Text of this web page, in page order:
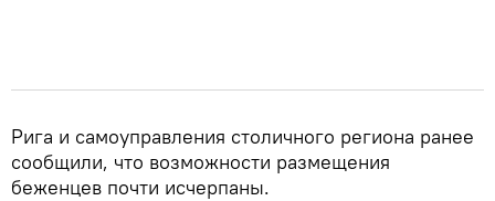
Рига и самоуправления столичного региона ранее
сообщили, что возможности размещения
беженцев почти исчерпаны.